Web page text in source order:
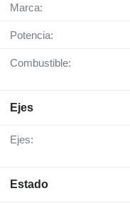
Marca:
Potencia:
Combustible:
Ejes
Ejes:
Estado